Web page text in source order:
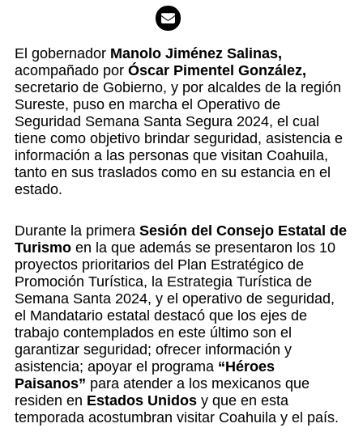
El gobernador Manolo Jiménez Salinas,
acompañado por Óscar Pimentel González,
secretario de Gobierno, y por alcaldes de la región
Sureste, puso en marcha el Operativo de
Seguridad Semana Santa Segura 2024, el cual
tiene como objetivo brindar seguridad, asistencia e
información a las personas que visitan Coahuila,
tanto en sus traslados como en su estancia en el
estado.
Durante la primera Sesión del Consejo Estatal de
Turismo en la que además se presentaron los 10
proyectos prioritarios del Plan Estratégico de
Promoción Turística, la Estrategia Turística de
Semana Santa 2024, y el operativo de seguridad,
el Mandatario estatal destacó que los ejes de
trabajo contemplados en este último son el
garantizar seguridad; ofrecer información y
asistencia; apoyar el programa “Héroes
Paisanos” para atender a los mexicanos que
residen en Estados Unidos y que en esta
temporada acostumbran visitar Coahuila y el país.